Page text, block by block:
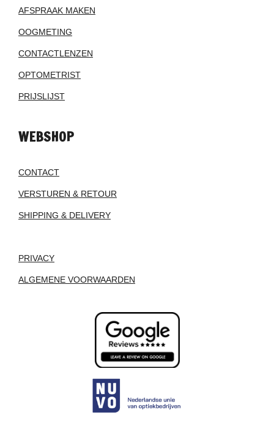
AFSPRAAK MAKEN
OOGMETING
CONTACTLENZEN
OPTOMETRIST
PRIJSLIJST
WEBSHOP
CONTACT
VERSTUREN & RETOUR
SHIPPING & DELIVERY
PRIVACY
ALGEMENE VOORWAARDEN